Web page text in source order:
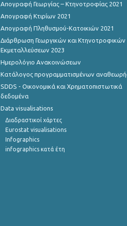
Οκτωβρίου 2022
Σεπτεμβρίου 2022
Αυγούστου 2022
Ιουλίου 2022
Ιουνίου 2022
Μαΐου 2022
Απριλίου 2022
Μαρτίου 2022
Φεβρουαρίου 2022
Απογραφή Γεωργίας – Κτηνοτροφίας 2021
Απογραφή Κτιρίων 2021
Απογραφή Πληθυσμού-Κατοικιών 2021
Διάρθρωση Γεωργικών και Κτηνοτροφικών
Εκμεταλλεύσεων 2023
Ημερολόγιο Ανακοινώσεων
Κατάλογος προγραμματισμένων
SDDS - Οικονομικά και Χρηματοπιστωτικά
δεδομένα
Data visualisations
Διαδραστικοί χάρτες
Eurostat visualisations
Infographics
infographics κατά έτη